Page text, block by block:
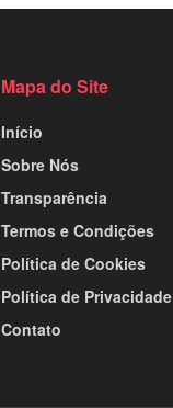
Mapa do Site
Início
Sobre Nós
Transparência
Termos e Condições
Política de Cookies
Política de Privacidade
Contato